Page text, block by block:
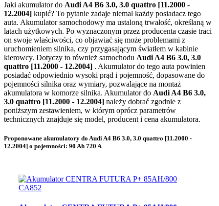
Jaki akumulator do Audi A4 B6 3.0, 3.0 quattro [11.2000 -
12.2004] kupić? To pytanie zadaje niemal każdy posiadacz tego
auta. Akumulator samochodowy ma ustaloną trwałość, określaną w
latach użytkowych. Po wyznaczonym przez producenta czasie traci
on swoje właściwości, co objawiać się może problemami z
uruchomieniem silnika, czy przygasającym światłem w kabinie
kierowcy. Dotyczy to również samochodu Audi A4 B6 3.0, 3.0
quattro [11.2000 - 12.2004] . Akumulator do tego auta powinien
posiadać odpowiednio wysoki prąd i pojemność, dopasowane do
pojemności silnika oraz wymiary, pozwalające na montaż
akumulatora w komorze silnika. Akumulator do Audi A4 B6 3.0,
3.0 quattro [11.2000 - 12.2004] należy dobrać zgodnie z
poniższym zestawieniem, w którym oprócz parametrów
technicznych znajduje się model, producent i cena akumulatora.
Proponowane akumulatory do Audi A4 B6 3.0, 3.0 quattro [11.2000 -
12.2004] o pojemności: 90 Ah 720 A